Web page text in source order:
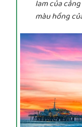
lam của
màu hồng